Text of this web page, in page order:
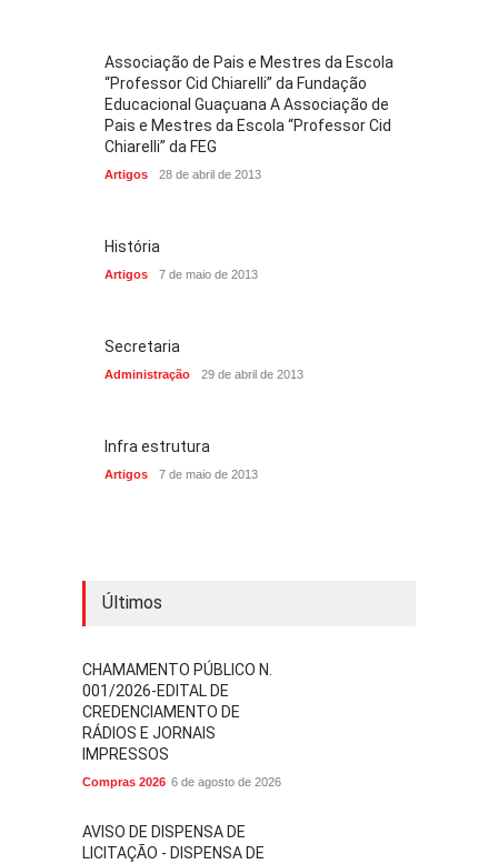
Associação de Pais e Mestres da Escola
“Professor Cid Chiarelli” da Fundação
Educacional Guaçuana A Associação de
Pais e Mestres da Escola “Professor Cid
Chiarelli” da FEG
Artigos 28 de abril de 2013
História
Artigos 7 de maio de 2013
Secretaria
Administração 29 de abril de 2013
Infra estrutura
Artigos 7 de maio de 2013
Últimos
CHAMAMENTO PÚBLICO N.
001/2026-EDITAL DE
CREDENCIAMENTO DE
RÁDIOS E JORNAIS
IMPRESSOS
Compras 2026 6 de agosto de 2026
AVISO DE DISPENSA DE
LICITAÇÃO - DISPENSA DE